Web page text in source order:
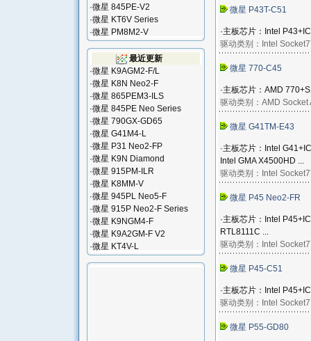
·微星 845PE-V2
·微星 KT6V Series
·微星 PM8M2-V
最近更新
·微星 K9AGM2-F/L
·微星 K8N Neo2-F
·微星 865PEM3-ILS
·微星 845PE Neo Series
·微星 790GX-GD65
·微星 G41M4-L
·微星 P31 Neo2-FP
·微星 K9N Diamond
·微星 915PM-ILR
·微星 K8MM-V
·微星 945PL Neo5-F
·微星 915P Neo2-F Series
·微星 K9NGM4-F
·微星 K9A2GM-F V2
·微星 KT4V-L
微星 P43T-C51
·主板芯片：Intel
驱动类别： Intel
微星 770-C45
·主板芯片：AMD
驱动类别： AMD Socket
微星 G41TM-E43
·主板芯片：Intel
Intel GMA X4500HD ...
驱动类别： Intel
微星 P45 Neo2-FR
·主板芯片：Intel
RTL8111C ...
驱动类别： Intel
微星 P45-C51
·主板芯片：Intel
驱动类别： Intel
微星 P55-GD80